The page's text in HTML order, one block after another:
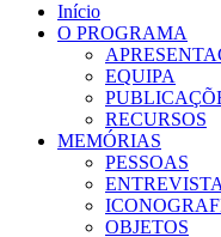
Início
O PROGRAMA
EQUIPA
RECURSOS
MEMÓRIAS
PESSOAS
OBJETOS